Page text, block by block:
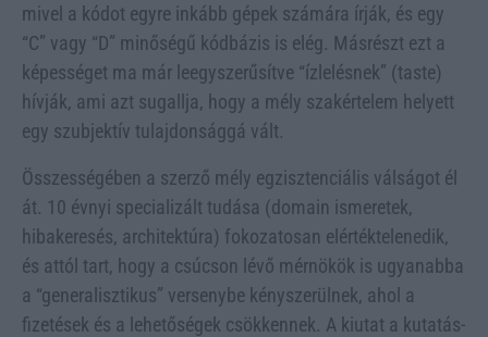
mivel a kódot egyre inkább gépek számára írják, és egy
“C” vagy “D” minőségű kódbázis is elég. Másrészt ezt a
képességet ma már leegyszerűsítve “ízlelésnek” (taste)
hívják, ami azt sugallja, hogy a mély szakértelem helyett
egy szubjektív tulajdonsággá vált.
Összességében a szerző mély egzisztenciális válságot él
át. 10 évnyi specializált tudása (domain ismeretek,
hibakeresés, architektúra) fokozatosan elértéktelenedik,
és attól tart, hogy a csúcson lévő mérnökök is ugyanabba
a “generalisztikus” versenybe kényszerülnek, ahol a
fizetések és a lehetőségek csökkennek. A kiutat a kutatás-